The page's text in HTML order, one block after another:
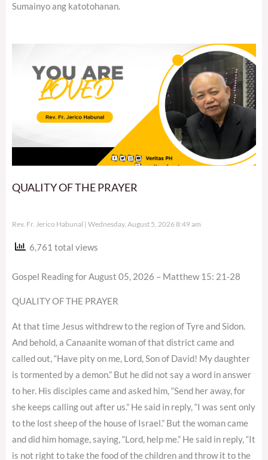
Sumainyo ang katotohanan.
QUALITY OF THE PRAYER
Rev. Fr. Jerico Habunal Wednesday, August 5, 2026 8:49 am
6,761 total views
Gospel Reading for August 05, 2026 – Matthew 15: 21-28
QUALITY OF THE PRAYER
At that time Jesus withdrew to the region of Tyre and Sidon.
And behold, a Canaanite woman of that district came and
called out, “Have pity on me, Lord, Son of David! My daughter
is tormented by a demon.” But he did not say a word in answer
to her. His disciples came and asked him, “Send her away, for
she keeps calling out after us.” He said in reply, “I was sent only
to the lost sheep of the house of Israel.” But the woman came
and did him homage, saying, “Lord, help me.” He said in reply, “It
is not right to take the food of the children and throw it to the